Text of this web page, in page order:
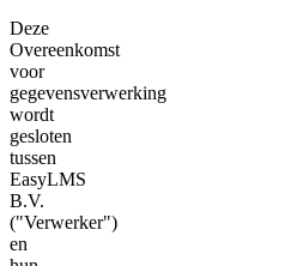
Deze
Overeenkomst
voor
gegevensverwerking
wordt
gesloten
tussen
EasyLMS
B.V.
("Verwerker")
en